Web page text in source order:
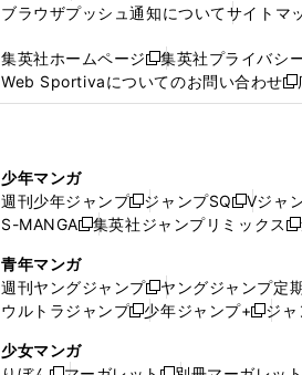
ブラウザプッシュ通知についてサイトマ
集英社ホームページ
新
し
い
ド
ウ
く
集英社プライバシ
Web Sportivaについてのお問い合わせ
新
し
ン
ド
開
く
少年マンガ
週刊少年ジャンプ
新
し
ィ
ン
ウ
ジャンプSQ
新
し
ィ
ン
ウ
Vジャ
S-MANGA
新
い
ウ
ィ
ン
ド
集英社ジャンプリミックス
新
ウ
ィ
ド
青年マンガ
週刊ヤングジャンプ
新
し
ヤングジャンプ定
ウルトラジャンプ
新
少年ジャンプ+
新
ジ
少女マンガ